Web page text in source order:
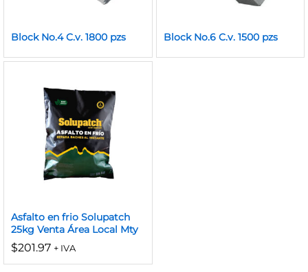
Block No.4 C.v. 1800 pzs Block No.6 C.v. 1500 pzs
Asfalto en frio Solupatch
25kg Venta Área Local Mty
$201.97 + IVA